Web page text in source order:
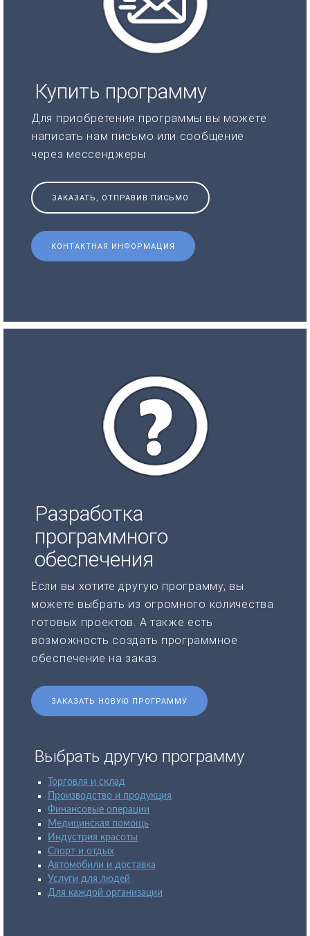
Купить программу
Для приобретения программы вы можете
написать нам письмо или сообщение
через мессенджеры
ЗАКАЗАТЬ, ОТПРАВИВ ПИСЬМО
КОНТАКТНАЯ ИНФОРМАЦИЯ
Разработка
программного
обеспечения
Если вы хотите другую программу, вы
можете выбрать из огромного количества
готовых проектов. А также есть
возможность создать программное
обеспечение на заказ.
ЗАКАЗАТЬ НОВУЮ ПРОГРАММУ
Выбрать другую программу
Торговля и склад
Производство и продукция
Финансовые операции
Медицинская помощь
Индустрия красоты
Спорт и отдых
Автомобили и доставка
Услуги для людей
Для каждой организации